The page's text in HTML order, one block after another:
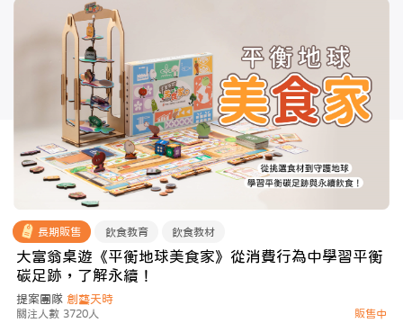
長期販售 飲食教育 飲食教材
大富翁桌遊《平衡地球美食家》從消費行為中學習平衡
碳足跡，了解永續！
提案團隊 創藝天時
關注人數 3720人 販售中